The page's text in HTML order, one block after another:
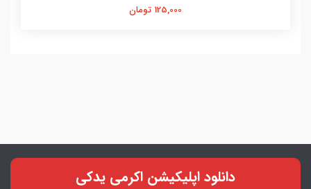
125,000 تومان
دانلود اپلیکیشن اکرمی یدکی